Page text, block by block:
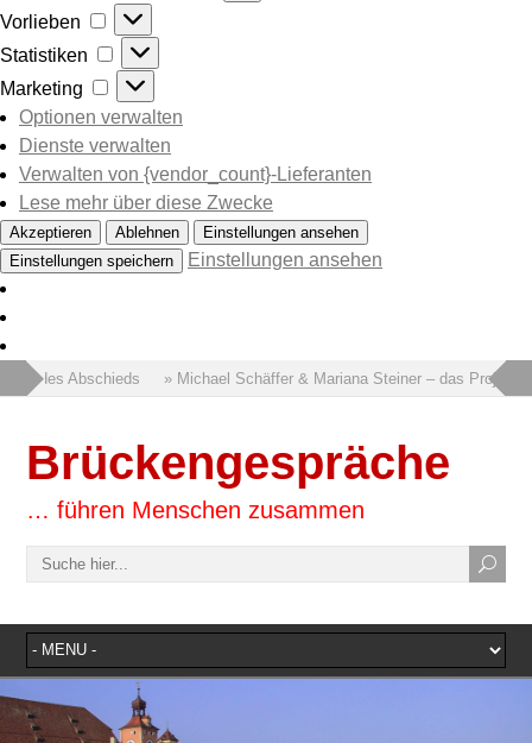
Vorlieben
Vorlieben
Statistiken
Statistiken
Marketing
Marketing
Optionen verwalten
Dienste verwalten
Verwalten von {vendor_count}-Lieferanten
Lese mehr über diese Zwecke
Akzeptieren Ablehnen
Einstellungen ansehen
Einstellungen speichern
Einstellungen ansehen
des Abschieds » Michael Schäffer & Mariana Steiner – das Projekt
Brückengespräche
… führen Menschen zusammen